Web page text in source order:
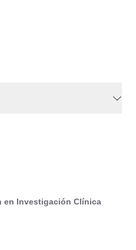
en Investigación Clínica